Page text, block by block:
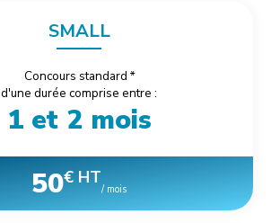
SMALL
Concours standard *
d'une durée comprise entre :
1 et 2 mois
50€ HT
/ mois